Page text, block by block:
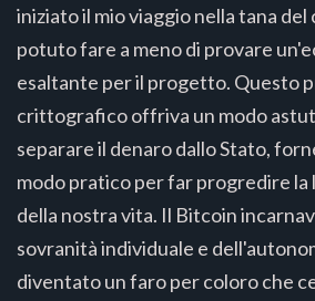
iniziato il mio viaggio nella tana del
potuto fare a meno di provare
esaltante per il progetto. Questo
crittografico offriva un modo
separare il denaro dallo Stato,
modo pratico per far progredire la
della nostra vita. Il Bitcoin
sovranità individuale e
diventato un faro per coloro che